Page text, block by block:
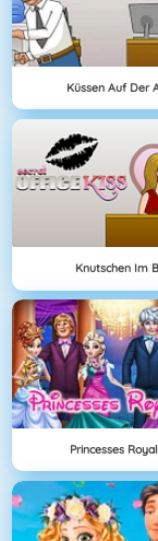
Küssen Auf Der
Knutschen Im
Princesses